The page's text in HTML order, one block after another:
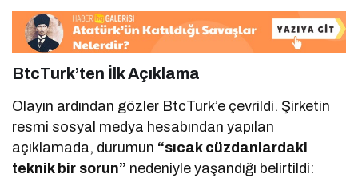
BtcTurk’ten İlk Açıklama
Olayın ardından gözler BtcTurk’e çevrildi. Şirketin
resmi sosyal medya hesabından yapılan
açıklamada, durumun “sıcak cüzdanlardaki
teknik bir sorun” nedeniyle yaşandığı belirtildi: